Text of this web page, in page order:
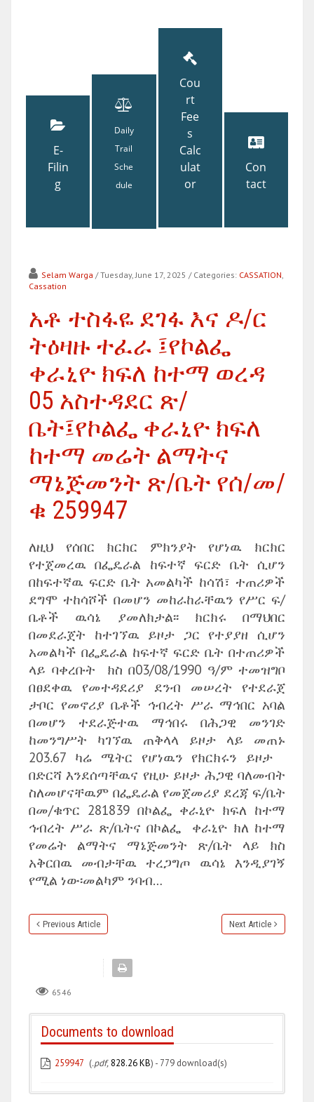
E-
Filin
g
Daily
Trail
Sche
dule
Cou
rt
Fee
s
Calc
ulat
or
Con
tact
Selam Warga / Tuesday, June 17, 2025 / Categories: CASSATION,
Cassation
አቶ ተስፋዬ ደገፋ እና ዶ/ር
ትዕዛዙ ተፈራ ፤የኮልፌ
ቀራኒዮ ክፍለ ከተማ ወረዳ
05 አስተዳደር ጽ/
ቤት፤የኮልፌ ቀራኒዮ ክፍለ
ከተማ መሬት ልማትና
ማኔጅመንት ጽ/ቤት የሰ/መ/
ቁ 259947
ለዚህ የሰበር ክርክር ምክንያት የሆነዉ ክርክር
የተጀመረዉ በፌዴራል ከፍተኛ ፍርድ ቤት ሲሆን
በከፍተኛዉ ፍርድ ቤት አመልካች ከሳሽ፣ ተጠሪዎች
ደግሞ ተከሳሾች በመሆን መከራከራቸዉን የሥር ፍ/
ቤቶች ዉሳኔ ያመለክታል፡፡ ክርክሩ በማህበር
በመደራጀት ከተገኘዉ ይዞታ ጋር የተያያዘ ሲሆን
አመልካች በፌዴራል ከፍተኛ ፍርድ ቤት በተጠሪዎች
ላይ ባቀረቡት ክስ በ03/08/1990 ዓ/ም ተመዝግቦ
በፀደቀዉ የመተዳደሪያ ደንብ መሠረት የተደራጀ
ታቦር የመኖሪያ ቤቶች ኅብረት ሥራ ማኅበር አባል
በመሆን ተደራጅተዉ ማኅበሩ በሕጋዊ መንገድ
ከመንግሥት ካገኘዉ ጠቅላላ ይዞታ ላይ መጠኑ
203.67 ካሬ ሜትር የሆነዉን የክርክሩን ይዞታ
በድርሻ እንደሰጣቸዉና የዚሁ ይዞታ ሕጋዊ ባለመብት
ስለመሆናቸዉም በፌዴራል የመጀመሪያ ደረጃ ፍ/ቤት
በመ/ቁጥር 281839 በኮልፌ ቀራኒዮ ክፍለ ከተማ
ኅብረት ሥራ ጽ/ቤትና በኮልፌ ቀራኒዮ ክለ ከተማ
የመሬት ልማትና ማኔጅመንት ጽ/ቤት ላይ ክስ
አቅርበዉ መብታቸዉ ተረጋግጦ ዉሳኔ እንዲያገኝ
የሚል ነው፡መልካም ንባብ…
Previous Article Next Article
6546
Documents to download
259947 (.pdf, 828.26 KB) - 779 download(s)